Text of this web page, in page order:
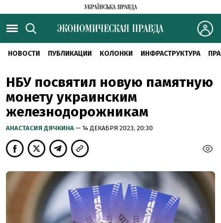
НОВОСТИ ПУБЛИКАЦИИ КОЛОНКИ ИНФРАСТРУКТУРА
НБУ посвятил новую памятную
монету украинским
железнодорожникам
АНАСТАСИЯ ДЯЧКИНА — 14 ДЕКАБРЯ 2023, 20:30